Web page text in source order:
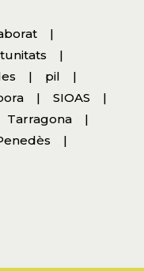
pil
SIOAS
Tarragona